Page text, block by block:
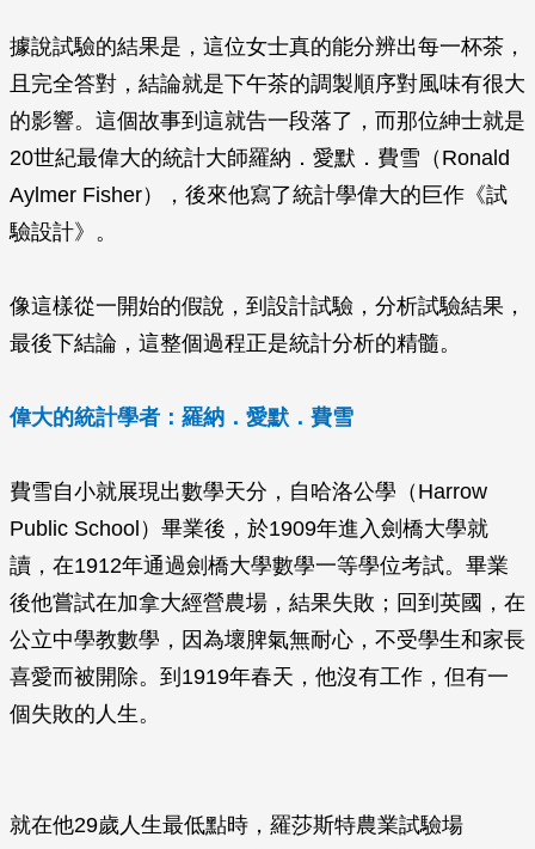
據說試驗的結果是，這位女士真的能分辨出每一杯茶，
且完全答對，結論就是下午茶的調製順序對風味有很大
的影響。這個故事到這就告一段落了，而那位紳士就是
20世紀最偉大的統計大師羅納．愛默．費雪（Ronald
Aylmer Fisher），後來他寫了統計學偉大的巨作《試
驗設計》。
像這樣從一開始的假說，到設計試驗，分析試驗結果，
最後下結論，這整個過程正是統計分析的精髓。
偉大的統計學者：羅納．愛默．費雪
費雪自小就展現出數學天分，自哈洛公學（Harrow
Public School）畢業後，於1909年進入劍橋大學就
讀，在1912年通過劍橋大學數學一等學位考試。畢業
後他嘗試在加拿大經營農場，結果失敗；回到英國，在
公立中學教數學，因為壞脾氣無耐心，不受學生和家長
喜愛而被開除。到1919年春天，他沒有工作，但有一
個失敗的人生。
就在他29歲人生最低點時，羅莎斯特農業試驗場